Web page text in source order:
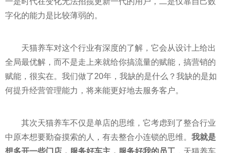
字化的能力是比较薄弱的。
天猫养车对这个行业有深度的了解，它会从设计上给出
全局最优解，而不是走上来就给你搞流量的赋能，搞营销的
赋能，很实在。我们做了20年，我缺的是什么？我缺的是如
何提升经营管理能力，将来能更好地去服务客户。
其次天猫养车不仅是单店的思维，它考虑到了整合行业
中原本想要勤奋摸索的人，有去整合小连锁的思维。 我就是
想多开一些门店，服务好车主，服务好我的员工 ，天猫养车